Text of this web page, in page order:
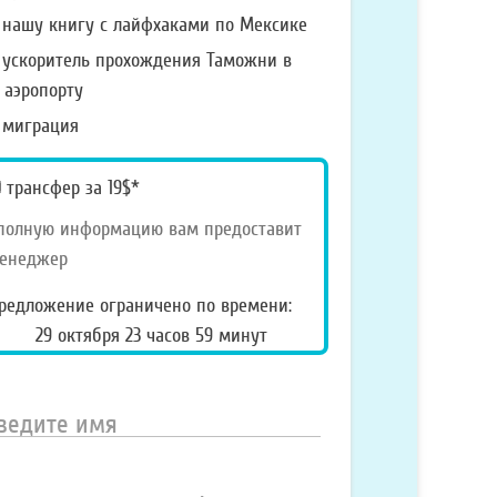
книгу с лайфхаками по Мексике
прохождения Таможни в
аэропорту
трансфер за 19$*
информацию вам предоставит
ограничено по времени:
29 октября 23 часов 59 минут